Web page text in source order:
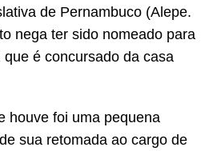
de Pernambuco (Alepe.
nega ter sido nomeado para
é concursado da casa
houve foi uma pequena
sua retomada ao cargo de